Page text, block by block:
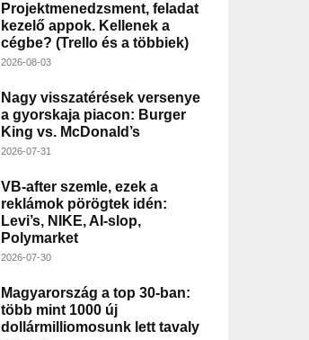
Projektmenedzsment, feladat
kezelő appok. Kellenek a
cégbe? (Trello és a többiek)
2026-08-03
Nagy visszatérések versenye
a gyorskaja piacon: Burger
King vs. McDonald’s
2026-07-31
VB-after szemle, ezek a
reklámok pörögtek idén:
Levi’s, NIKE, AI-slop,
Polymarket
2026-07-30
Magyarország a top 30-ban:
több mint 1000 új
dollármilliomosunk lett tavaly